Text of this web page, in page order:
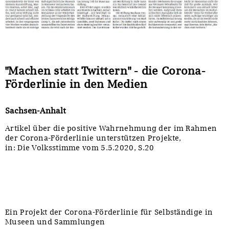
"Machen statt Twittern" - die Corona-
Förderlinie in den Medien
Sachsen-Anhalt
Artikel über die positive Wahrnehmung der im Rahmen
der Corona-Förderlinie unterstützen Projekte,
in: Die Volksstimme vom 5.5.2020, S.20
Ein Projekt der Corona-Förderlinie für Selbständige in
Museen und Sammlungen
Sonstiges